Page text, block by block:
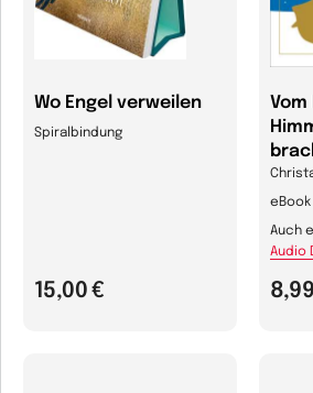
Wo Engel verweilen
Spiralbindung
15,00 €
Vom
eBook
Auch
Audio